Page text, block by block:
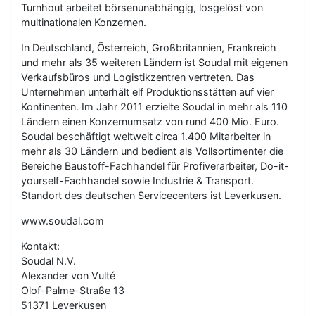
Turnhout arbeitet börsenunabhängig, losgelöst von
multinationalen Konzernen.
In Deutschland, Österreich, Großbritannien, Frankreich
und mehr als 35 weiteren Ländern ist Soudal mit eigenen
Verkaufsbüros und Logistikzentren vertreten. Das
Unternehmen unterhält elf Produktionsstätten auf vier
Kontinenten. Im Jahr 2011 erzielte Soudal in mehr als 110
Ländern einen Konzernumsatz von rund 400 Mio. Euro.
Soudal beschäftigt weltweit circa 1.400 Mitarbeiter in
mehr als 30 Ländern und bedient als Vollsortimenter die
Bereiche Baustoff-Fachhandel für Profiverarbeiter, Do-it-
yourself-Fachhandel sowie Industrie & Transport.
Standort des deutschen Servicecenters ist Leverkusen.
www.soudal.com
Kontakt:
Soudal N.V.
Alexander von Vulté
Olof-Palme-Straße 13
51371 Leverkusen